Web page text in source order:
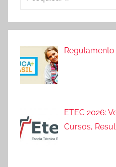
ETEC 2026:
Cursos,